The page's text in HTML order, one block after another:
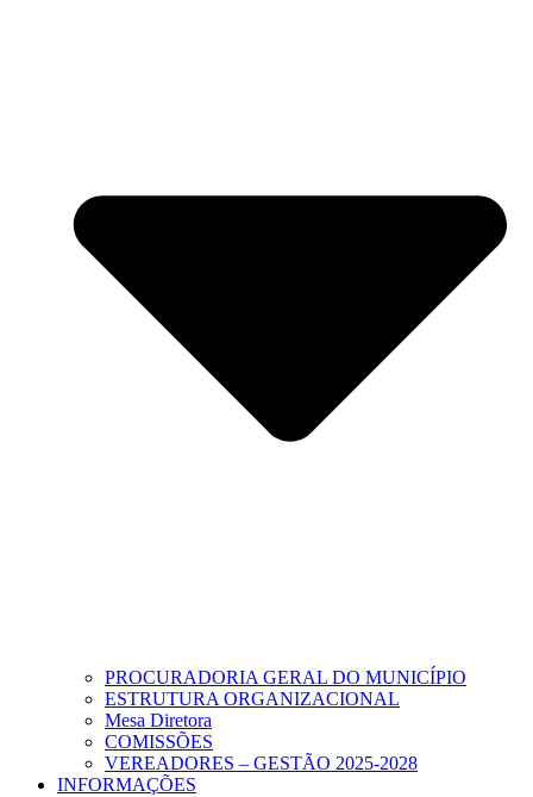
PROCURADORIA GERAL DO MUNICÍPIO
ESTRUTURA ORGANIZACIONAL
Mesa Diretora
COMISSÕES
VEREADORES – GESTÃO 2025-2028
INFORMAÇÕES